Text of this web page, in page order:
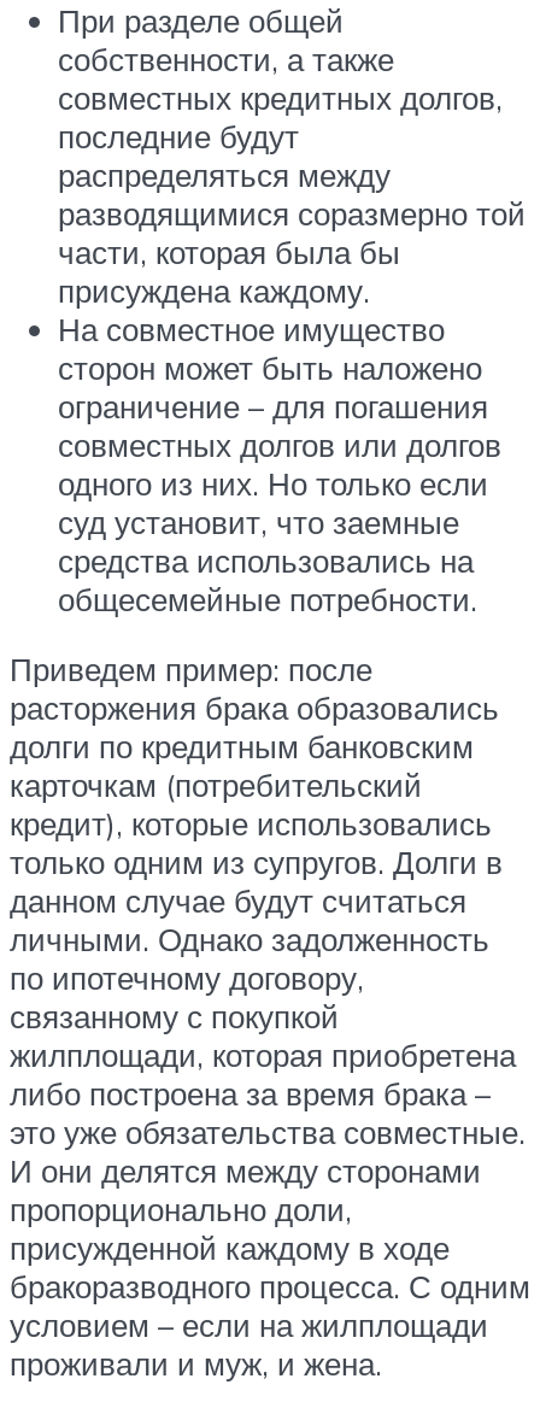
При разделе общей
собственности, а также
совместных кредитных долгов,
последние будут
распределяться между
разводящимися соразмерно той
части, которая была бы
присуждена каждому.
На совместное имущество
сторон может быть наложено
ограничение – для погашения
совместных долгов или долгов
одного из них. Но только если
суд установит, что заемные
средства использовались на
общесемейные потребности.
Приведем пример: после
расторжения брака образовались
долги по кредитным банковским
карточкам (потребительский
кредит), которые использовались
только одним из супругов. Долги в
данном случае будут считаться
личными. Однако задолженность
по ипотечному договору,
связанному с покупкой
жилплощади, которая приобретена
либо построена за время брака –
это уже обязательства совместные.
И они делятся между сторонами
пропорционально доли,
присужденной каждому в ходе
бракоразводного процесса. С одним
условием – если на жилплощади
проживали и муж, и жена.